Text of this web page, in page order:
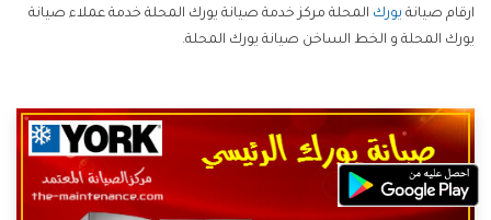
ارقام صيانة يورك المحلة مركز خدمة صيانة يورك المحلة خدمة عملاء صيانة
يورك المحلة و الخط الساخن صيانة يورك المحلة.